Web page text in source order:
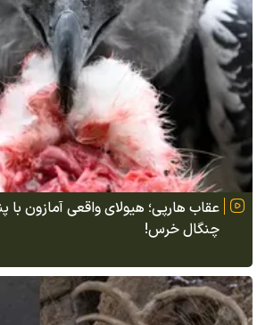
عقاب هارپی؛ هیولای واقعی آمازون با
چنگال خرس!